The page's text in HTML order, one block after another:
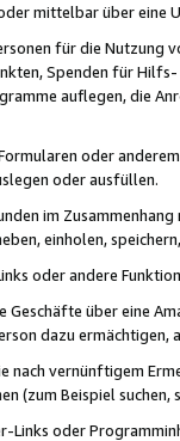
mittelbar über eine
für die Nutzung
Spenden für
auflegen, die
oder
oder ausfüllen.
im
einholen,
oder andere
Geschäfte über eine
dazu
nach vernünftigem
(zum Beispiel
Links oder